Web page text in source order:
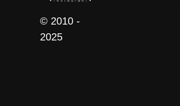
© 2010 -
2025